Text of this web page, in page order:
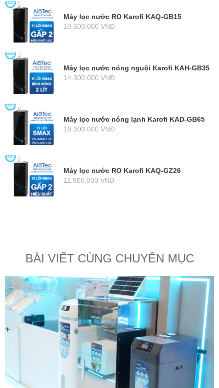
Máy lọc nước RO Karofi KAQ-GB15
10.600.000 VNĐ
Máy lọc nước nóng nguội Karofi KAH-GB35
14.300.000 VNĐ
Máy lọc nước nóng lạnh Karofi KAD-GB65
18.300.000 VNĐ
Máy lọc nước RO Karofi KAQ-GZ26
11.900.000 VNĐ
BÀI VIẾT CÙNG CHUYÊN MỤC